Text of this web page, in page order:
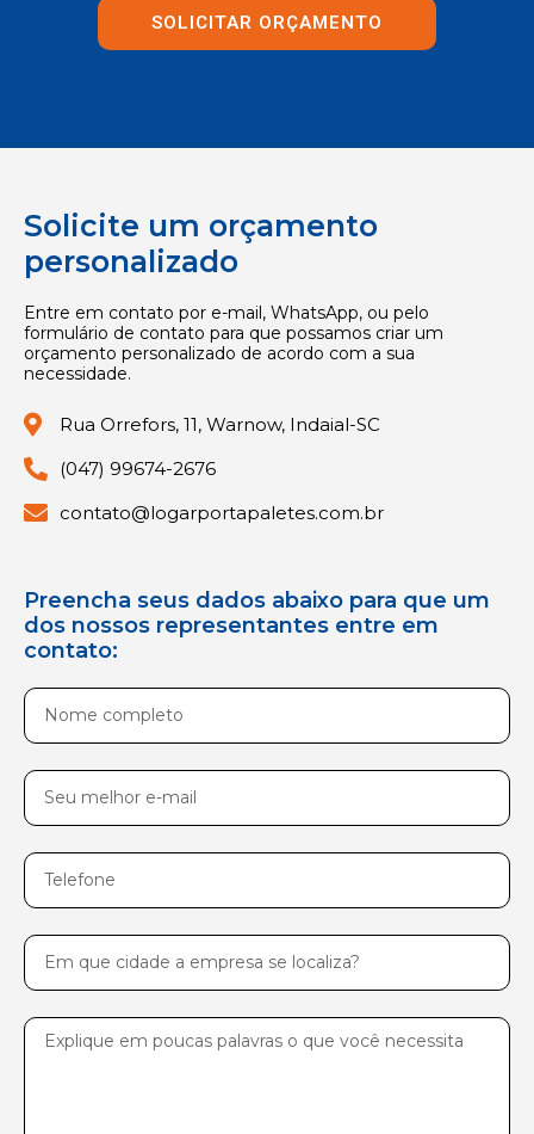
SOLICITAR ORÇAMENTO
Solicite um orçamento
personalizado
Entre em contato por e-mail, WhatsApp, ou pelo
formulário de contato para que possamos criar um
orçamento personalizado de acordo com a sua
necessidade.
Rua Orrefors, 11, Warnow, Indaial-SC
(047) 99674-2676 ​
contato@logarportapaletes.com.br
Preencha seus dados abaixo para que um
dos nossos representantes entre em
contato:
Nome
completo
E-
mail
Telefone
Cidade
Mensagem